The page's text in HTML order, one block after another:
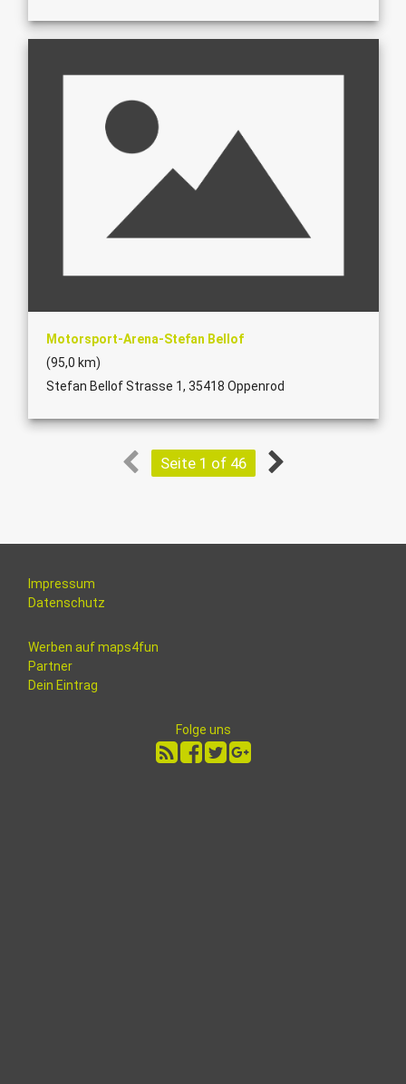
Motorsport-Arena-Stefan Bellof
(95,0 km)
Stefan Bellof Strasse 1, 35418 Oppenrod
Seite 1 of 46
Impressum
Datenschutz
Werben auf maps4fun
Partner
Dein Eintrag
Folge uns